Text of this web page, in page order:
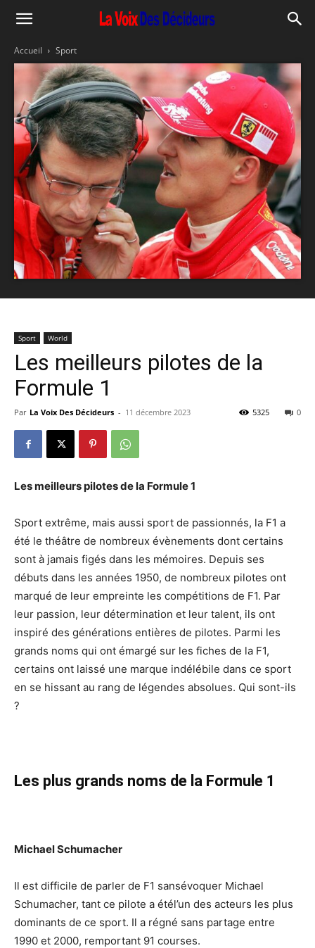
Accueil Sport
Sport World
Les meilleurs pilotes de la
Formule 1
Par La Voix Des Décideurs - 11 décembre 2023 0
5325
Les meilleurs pilotes de la Formule 1
Sport extrême, mais aussi sport de passionnés, la F1 a
été le théâtre de nombreux évènements dont certains
sont à jamais figés dans les mémoires. Depuis ses
débuts dans les années 1950, de nombreux pilotes ont
marqué de leur empreinte les compétitions de F1. Par
leur passion, leur détermination et leur talent, ils ont
inspiré des générations entières de pilotes. Parmi les
grands noms qui ont émargé sur les fiches de la F1,
certains ont laissé une marque indélébile dans ce sport
en se hissant au rang de légendes absolues. Qui sont-ils
?
Les plus grands noms de la Formule 1
Michael Schumacher
Il est difficile de parler de F1 sansévoquer Michael
Schumacher, tant ce pilote a étél’un des acteurs les plus
dominants de ce sport. Il a régné sans partage entre
1990 et 2000, remportant 91 courses.